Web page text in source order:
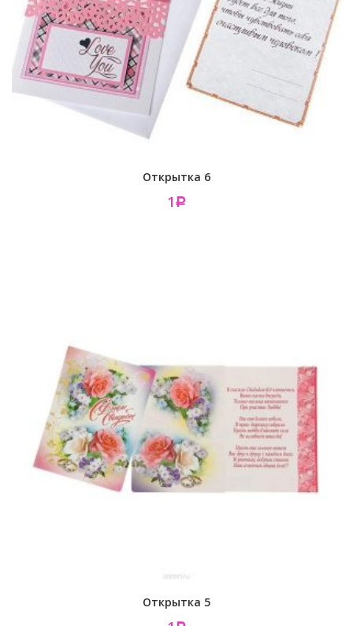
Открытка 6
1 Р
Открытка 5